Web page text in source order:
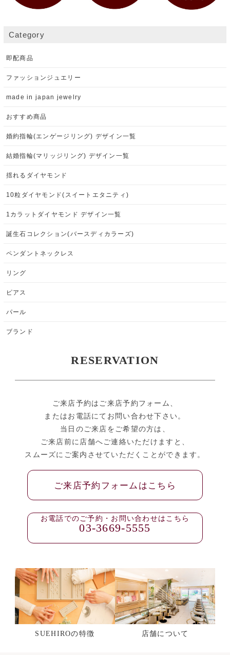
Category
即配商品
ファッションジュエリー
made in japan jewelry
おすすめ商品
婚約指輪(エンゲージリング) デザイン一覧
結婚指輪(マリッジリング) デザイン一覧
揺れるダイヤモンド
10粒ダイヤモンド(スイートエタニティ)
1カラットダイヤモンド デザイン一覧
誕生石コレクション(バースディカラーズ)
ペンダントネックレス
リング
ピアス
パール
ブランド
RESERVATION
ご来店予約はご来店予約フォーム、
またはお電話にてお問い合わせ下さい。
当日のご来店をご希望の方は、
ご来店前に店舗へご連絡いただけますと、
スムーズにご案内させていただくことができます。
ご来店予約フォームはこちら
お電話でのご予約・お問い合わせはこちら
03-3669-5555
SUEHIROの特徴 店舗について